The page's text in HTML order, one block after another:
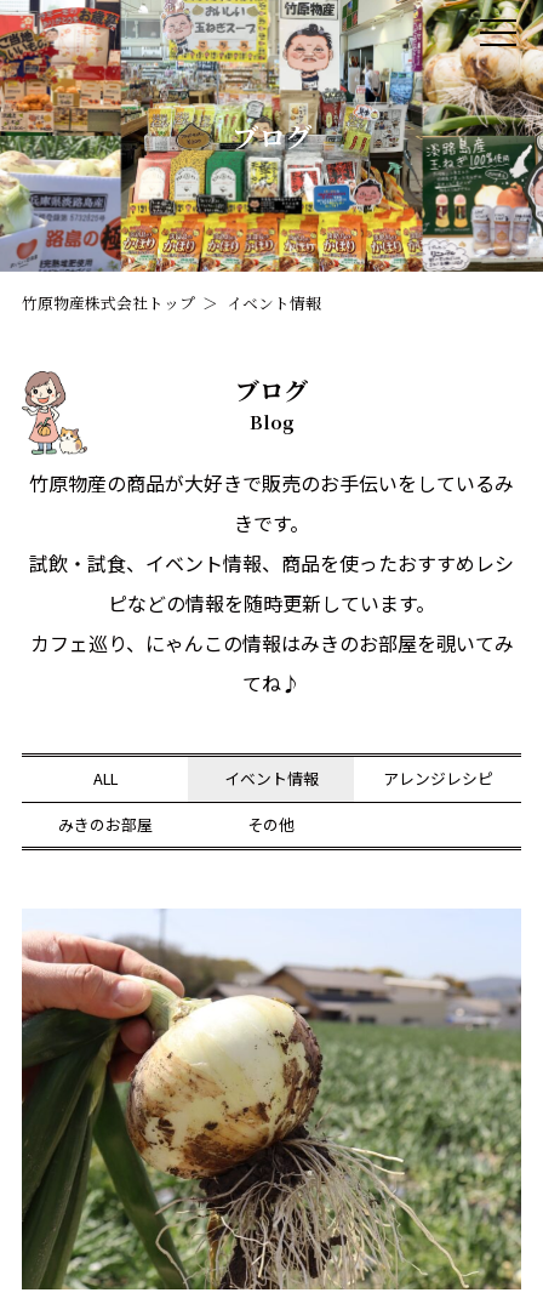
ブログ
竹原物産株式会社トップ イベント情報
ブログ
Blog
竹原物産の商品が大好きで販売のお手伝いをしているみ
きです。
試飲・試食、イベント情報、商品を使ったおすすめレシ
ピなどの情報を随時更新しています。
カフェ巡り、にゃんこの情報はみきのお部屋を覗いてみ
てね♪
ALL イベント情報
アレンジレシピ
みきのお部屋
その他